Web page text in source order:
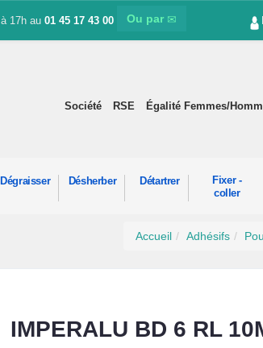
17h au 01 45 17 43 00 Ou par
Société RSE Égalité Femmes/
Dégraisser Désherber Détartrer
Fixer -
coller
Accueil Adhésifs
IMPERALU BD 6 RL